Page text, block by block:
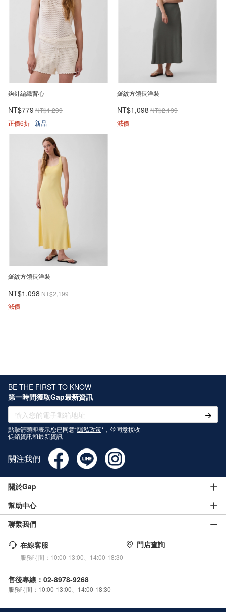
鉤針編織背心
NT$779 NT$1,299
正價6折 新品
羅紋方領長洋裝
NT$1,098 NT$2,199
減價
羅紋方領長洋裝
NT$1,098 NT$2,199
減價
BE THE FIRST TO KNOW
第一時間獲取Gap最新資訊
點擊箭頭即表示您已同意*隱私政策*，並同意接收
促銷資訊和最新資訊
關注我們
關於Gap
幫助中心
聯繫我們
在線客服
服務時間：10:00-13:00、14:00-18:30
門店查詢
售後專線：02-8978-9268
服務時間：10:00-13:00、14:00-18:30